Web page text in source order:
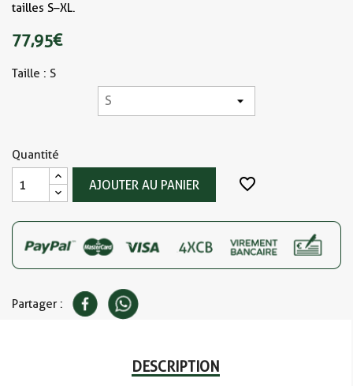
tailles S–XL.
77,95 €
Taille : S
Quantité
AJOUTER AU PANIER favorite_border
Partager :
DESCRIPTION